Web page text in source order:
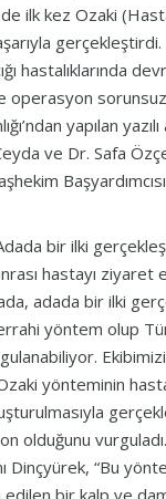
ilk kez Ozaki
gerçekleştirdi.
hastalıklarında
operasyon
yapılan
ve Dr. Safa
bir ilki
hastayı ziyaret
adada bir ilki
yöntem olup
yönteminin
olduğunu vurguladı.
Dinçyürek, “Bu